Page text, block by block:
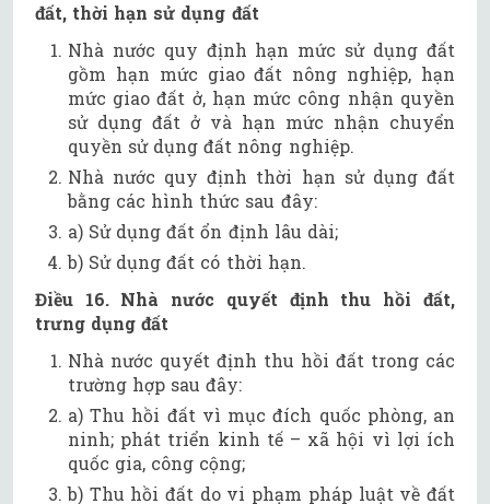
đất, thời hạn sử dụng đất
Nhà nước quy định hạn mức sử dụng đất
gồm hạn mức giao đất nông nghiệp, hạn
mức giao đất ở, hạn mức công nhận quyền
sử dụng đất ở và hạn mức nhận chuyển
quyền sử dụng đất nông nghiệp.
Nhà nước quy định thời hạn sử dụng đất
bằng các hình thức sau đây:
a) Sử dụng đất ổn định lâu dài;
b) Sử dụng đất có thời hạn.
Điều 16. Nhà nước quyết định thu hồi đất,
trưng dụng đất
Nhà nước quyết định thu hồi đất trong các
trường hợp sau đây:
a) Thu hồi đất vì mục đích quốc phòng, an
ninh; phát triển kinh tế – xã hội vì lợi ích
quốc gia, công cộng;
b) Thu hồi đất do vi phạm pháp luật về đất